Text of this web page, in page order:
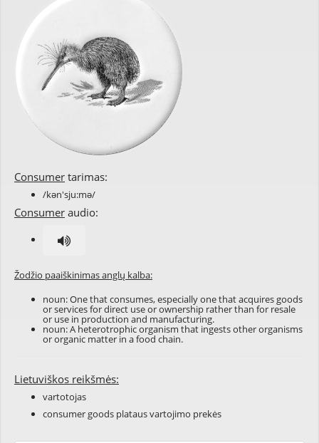
Consumer tarimas:
/kən'sju:mə/
Consumer audio:
Žodžio paaiškinimas anglų kalba:
noun: One that consumes, especially one that acquires goods
or services for direct use or ownership rather than for resale
or use in production and manufacturing.
noun: A heterotrophic organism that ingests other organisms
or organic matter in a food chain.
Lietuviškos reikšmės:
vartotojas
consumer goods plataus vartojimo prekės